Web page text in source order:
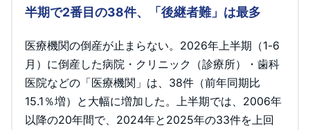
半期で2番目の38件、「後継者難」は最多
医療機関の倒産が止まらない。2026年上半期（1-6
月）に倒産した病院・クリニック（診療所）・歯科
医院などの「医療機関」は、38件（前年同期比
15.1％増）と大幅に増加した。上半期では、2006年
以降の20年間で、2024年と2025年の33件を上回